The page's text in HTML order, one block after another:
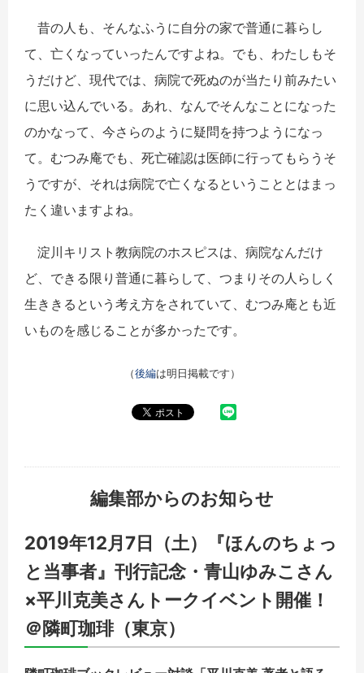
昔の人も、そんなふうに自分の家で普通に暮らし
て、亡くなっていったんですよね。でも、わたしもそ
うだけど、現代では、病院で死ぬのが当たり前みたい
に思い込んでいる。あれ、なんでそんなことになった
のかなって、今さらのように疑問を持つようになっ
て。むつみ庵でも、死亡確認は医師に行ってもらうそ
うですが、それは病院で亡くなるということとはまっ
たく違いますよね。
淀川キリスト教病院のホスピスは、病院なんだけ
ど、できる限り普通に暮らして、つまりその人らしく
生ききるという考え方をされていて、むつみ庵とも近
いものを感じることが多かったです。
（後編は明日掲載です）
編集部からのお知らせ
2019年12月7日（土）『ほんのちょっ
と当事者』刊行記念・青山ゆみこさん
×平川克美さんトークイベント開催！
＠隣町珈琲（東京）